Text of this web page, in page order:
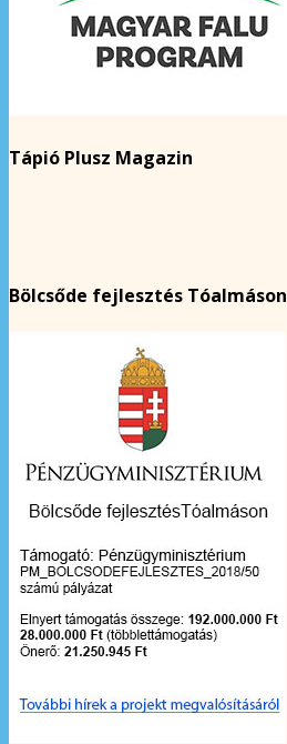
Tápió Plusz Magazin
Bölcsőde fejlesztés Tóalmáson